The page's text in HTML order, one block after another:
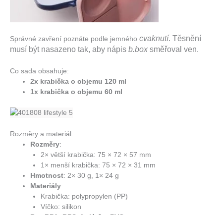
Správné zavření poznáte podle jemného cvaknutí. Těsnění
musí být nasazeno tak, aby nápis b.box směřoval ven.
Co sada obsahuje:
2x krabička o objemu 120 ml
1x krabička o objemu 60 ml
Rozměry a materiál:
Rozměry:
2× větší krabička: 75 × 72 × 57 mm
1× menší krabička: 75 × 72 × 31 mm
Hmotnost: 2× 30 g, 1× 24 g
Materiály:
Krabička: polypropylen (PP)
Víčko: silikon